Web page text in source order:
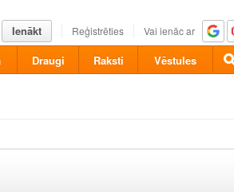
Ienākt Reģistrēties Vai ienāc ar
Draugi Raksti Vēstules